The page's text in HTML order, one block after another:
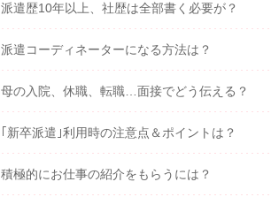
派遣歴10年以上、社歴は全部書く必要が？
派遣コーディネーターになる方法は？
母の入院、休職、転職…面接でどう伝える？
｢新卒派遣｣利用時の注意点＆ポイントは？
積極的にお仕事の紹介をもらうには？